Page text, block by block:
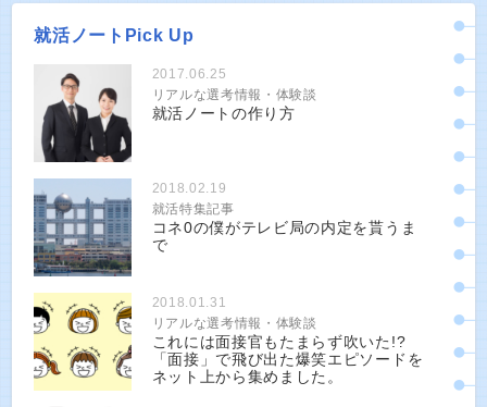
就活ノートPick Up
2017.06.25
リアルな選考情報・体験談
就活ノートの作り方
2018.02.19
就活特集記事
コネ0の僕がテレビ局の内定を貰うま
で
2018.01.31
リアルな選考情報・体験談
これには面接官もたまらず吹いた!?
「面接」で飛び出た爆笑エピソードを
ネット上から集めました。